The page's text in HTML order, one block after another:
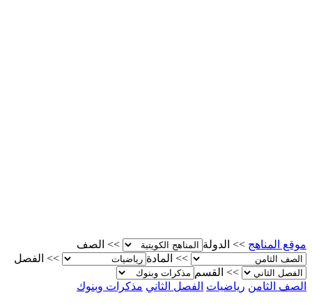
موقع المناهج >> الدولة >>
الصف
>>
المادة >>
الفصل
>>
القسم
الصف الثامن رياضيات الفصل الثاني مذكرات وبنوك